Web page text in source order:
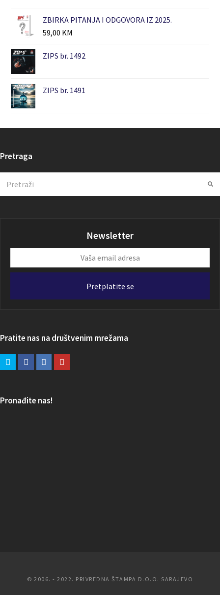
ZBIRKA PITANJA I ODGOVORA IZ 2025.
59,00 KM
ZIPS br. 1492
ZIPS br. 1491
Pretraga
Newsletter
email
Pretplatite se
Pratite nas na društvenim mrežama
Pronađite nas!
© 2006. - 2022. PRIVREDNA ŠTAMPA D.O.O. SARAJEVO